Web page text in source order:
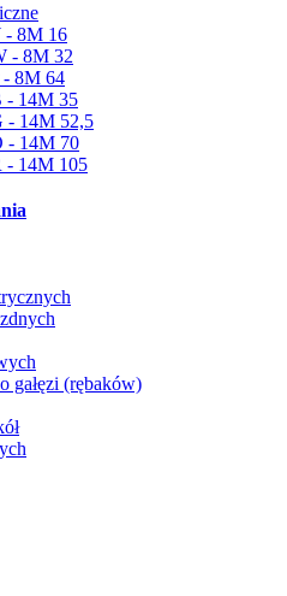
- 8M 16
- 8M 32
- 8M 64
- 14M 35
- 14M 52,5
- 14M 70
- 14M 105
gałęzi (rębaków)